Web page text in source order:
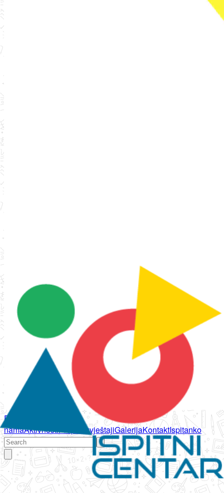
Početna
namaAktivnostiPropisi IzvještajiGalerijaKontaktIspitanko